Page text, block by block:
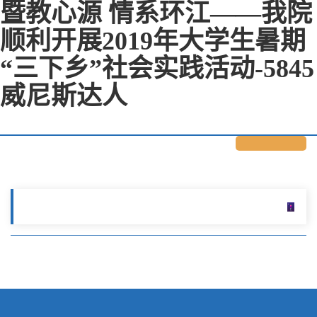
暨教心源 情系环江——我院
顺利开展2019年大学生暑期
“三下乡”社会实践活动-5845
威尼斯达人